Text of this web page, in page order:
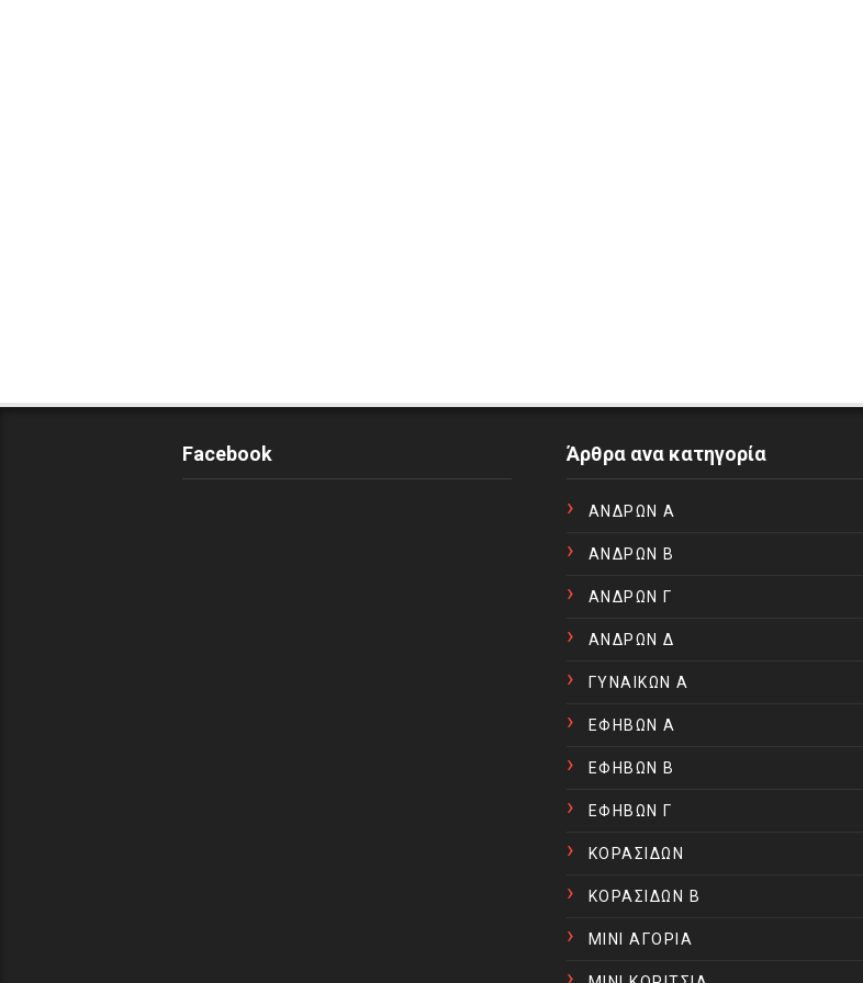
Facebook Άρθρα ανα κατηγορία
ΑΝΔΡΩΝ Α
ΑΝΔΡΩΝ Β
ΑΝΔΡΩΝ Γ
ΑΝΔΡΩΝ Δ
ΓΥΝΑΙΚΩΝ Α
ΕΦΗΒΩΝ Α
ΕΦΗΒΩΝ Β
ΕΦΗΒΩΝ Γ
ΚΟΡΑΣΙΔΩΝ
ΚΟΡΑΣΙΔΩΝ Β
ΜΙΝΙ ΑΓΟΡΙΑ